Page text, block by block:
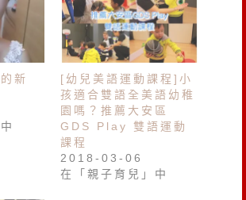
新
[幼兒美語運動課程]小
孩適合雙語全美語幼稚
園嗎？推薦大安區
GDS Play 雙語運動
課程
2018-03-06
在「親子育兒」中